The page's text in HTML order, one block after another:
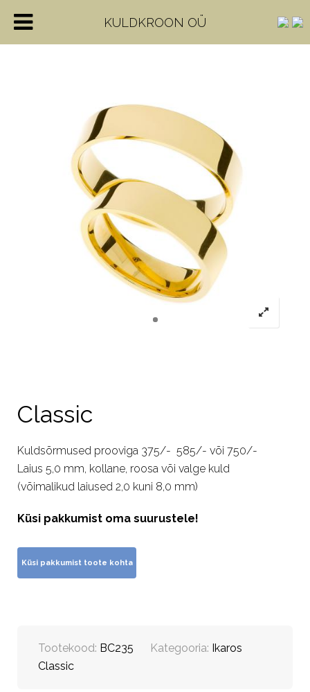
Classic
Kuldsõrmused prooviga 375/- 585/- või 750/-
Laius 5,0 mm, kollane, roosa või valge kuld
(võimalikud laiused 2,0 kuni 8,0 mm)
Küsi pakkumist oma suurustele!
Tootekood: BC235 Kategooria: Ikaros
Classic
KULDKROON OÜ